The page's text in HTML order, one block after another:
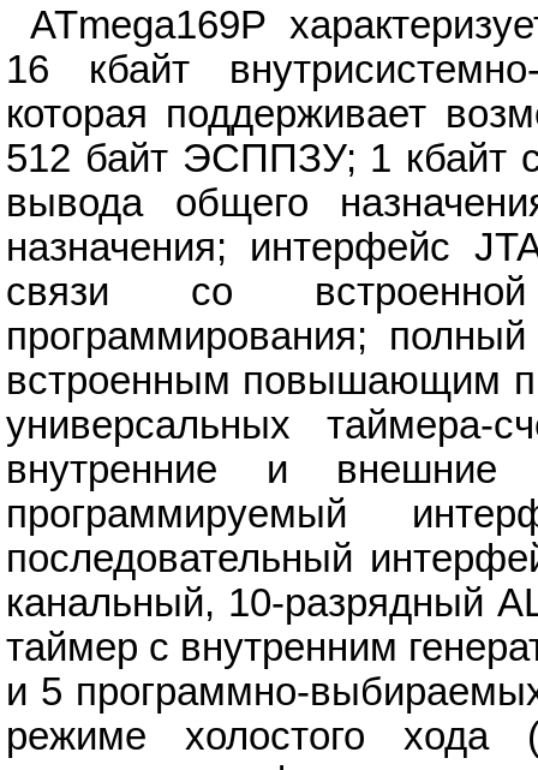
ATmega169P
16 кбайт
которая поддерживает
512 байт ЭСППЗУ; 1 кбайт
вывода общего
назначения; интерфейс
связи со
программирования;
встроенным повышающим
универсальных таймера-
внутренние и внешние
программируемый
последовательный
канальный, 10-разрядный
таймер с внутренним
и 5 программно-
режиме холостого хода